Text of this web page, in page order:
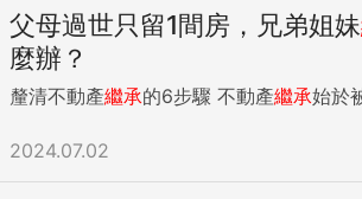
父母過世只留1間房，兄弟姐妹
麼辦？
釐清不動產繼承 的6步驟 不動產繼承始於
2024.07.02